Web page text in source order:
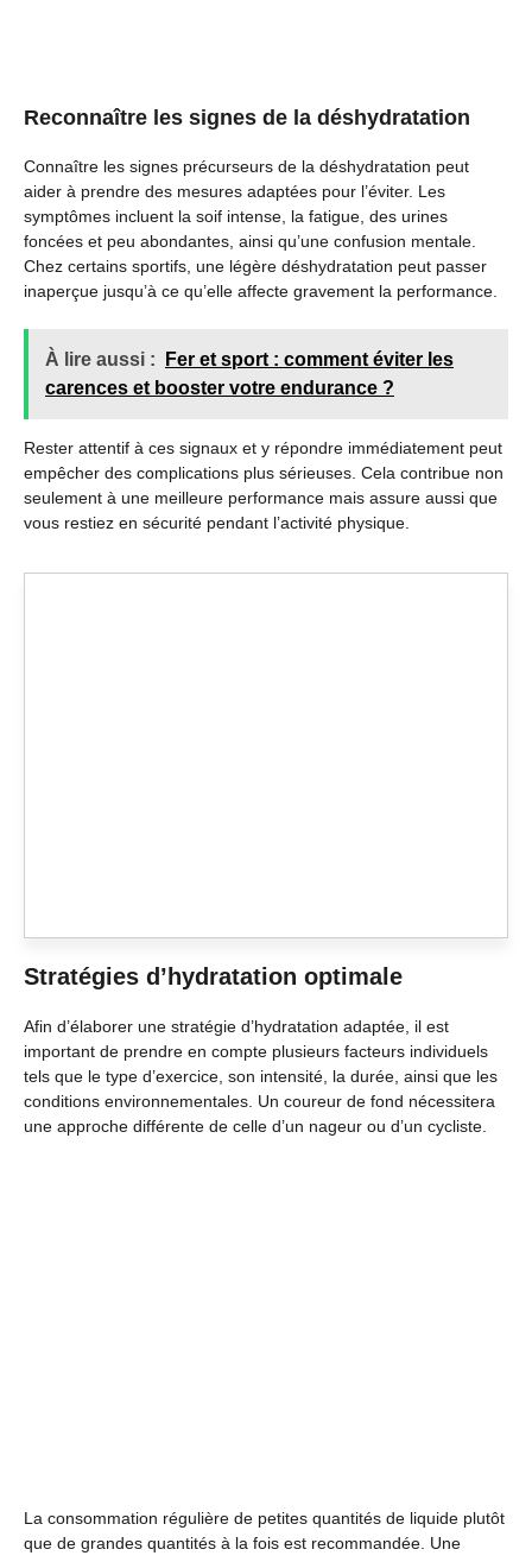
Reconnaître les signes de la déshydratation
Connaître les signes précurseurs de la déshydratation peut
aider à prendre des mesures adaptées pour l’éviter. Les
symptômes incluent la soif intense, la fatigue, des urines
foncées et peu abondantes, ainsi qu’une confusion mentale.
Chez certains sportifs, une légère déshydratation peut passer
inaperçue jusqu’à ce qu’elle affecte gravement la performance.
À lire aussi :
Fer et sport : comment éviter les
carences et booster votre endurance ?
Rester attentif à ces signaux et y répondre immédiatement peut
empêcher des complications plus sérieuses. Cela contribue non
seulement à une meilleure performance mais assure aussi que
vous restiez en sécurité pendant l’activité physique.
Stratégies d’hydratation optimale
Afin d’élaborer une stratégie d’hydratation adaptée, il est
important de prendre en compte plusieurs facteurs individuels
tels que le type d’exercice, son intensité, la durée, ainsi que les
conditions environnementales. Un coureur de fond nécessitera
une approche différente de celle d’un nageur ou d’un cycliste.
La consommation régulière de petites quantités de liquide plutôt
que de grandes quantités à la fois est recommandée. Une